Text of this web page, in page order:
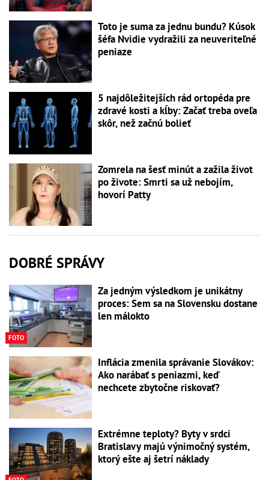
Toto je suma za jednu bundu? Kúsok
šéfa Nvidie vydražili za neuveriteľné
peniaze
5 najdôležitejších rád ortopéda pre
zdravé kosti a kĺby: Začať treba oveľa
skôr, než začnú bolieť
Zomrela na šesť minút a zažila život
po živote: Smrti sa už nebojím,
hovorí Patty
DOBRÉ SPRÁVY
FOTO
Za jedným výsledkom je unikátny
proces: Sem sa na Slovensku dostane
len málokto
Inflácia zmenila správanie Slovákov:
Ako narábať s peniazmi, keď
nechcete zbytočne riskovať?
Extrémne teploty? Byty v srdci
Bratislavy majú výnimočný systém,
ktorý ešte aj šetrí náklady